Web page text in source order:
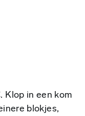
Klop in een kom
blokjes,